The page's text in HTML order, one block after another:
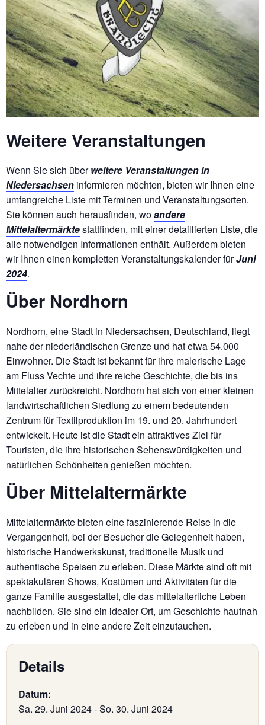
Weitere Veranstaltungen
Wenn Sie sich überweitere Veranstaltungen in
Niedersachsen informieren möchten, bieten wir Ihnen eine
umfangreiche Liste mit Terminen und Veranstaltungsorten.
Sie können auch herausfinden, woandere
Mittelaltermärktestattfinden, mit einer detaillierten Liste, die
alle notwendigen Informationen enthält. Außerdem bieten
wir Ihnen einen kompletten Veranstaltungskalender fürJuni
2024.
Über Nordhorn
Nordhorn, eine Stadt in Niedersachsen, Deutschland, liegt
nahe der niederländischen Grenze und hat etwa 54.000
Einwohner. Die Stadt ist bekannt für ihre malerische Lage
am Fluss Vechte und ihre reiche Geschichte, die bis ins
Mittelalter zurückreicht. Nordhorn hat sich von einer kleinen
landwirtschaftlichen Siedlung zu einem bedeutenden
Zentrum für Textilproduktion im 19. und 20. Jahrhundert
entwickelt. Heute ist die Stadt ein attraktives Ziel für
Touristen, die ihre historischen Sehenswürdigkeiten und
natürlichen Schönheiten genießen möchten.
Über Mittelaltermärkte
Mittelaltermärkte bieten eine faszinierende Reise in die
Vergangenheit, bei der Besucher die Gelegenheit haben,
historische Handwerkskunst, traditionelle Musik und
authentische Speisen zu erleben. Diese Märkte sind oft mit
spektakulären Shows, Kostümen und Aktivitäten für die
ganze Familie ausgestattet, die das mittelalterliche Leben
nachbilden. Sie sind ein idealer Ort, um Geschichte hautnah
zu erleben und in eine andere Zeit einzutauchen.
Details
Datum:
Sa. 29. Juni 2024-So. 30. Juni 2024